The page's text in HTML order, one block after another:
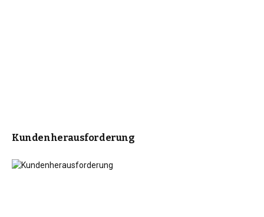
Kundenherausforderung